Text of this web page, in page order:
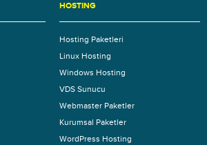
HOSTING
Hosting Paketleri
Linux Hosting
Windows Hosting
VDS Sunucu
Webmaster Paketler
Kurumsal Paketler
WordPress Hosting